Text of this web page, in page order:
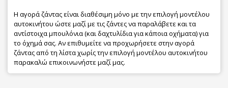
Η αγορά ζάντας είναι διαθέσιμη μόνο με την επιλογή μοντέλου
αυτοκινήτου ώστε μαζί με τις ζάντες να παραλάβετε και τα
αντίστοιχα μπουλόνια (και δαχτυλίδια για κάποια οχήματα) για
το όχημά σας. Αν επιθυμείτε να προχωρήσετε στην αγορά
ζάντας από τη λίστα χωρίς την επιλογή μοντέλου αυτοκινήτου
παρακαλώ επικοινωνήστε μαζί μας.